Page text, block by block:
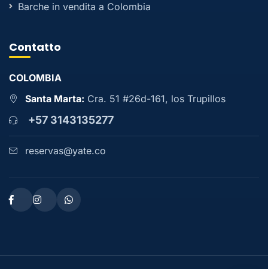
Barche in vendita a Colombia
Contatto
COLOMBIA
Santa Marta: Cra. 51 #26d-161, los Trupillos
+57 3143135277
reservas@yate.co